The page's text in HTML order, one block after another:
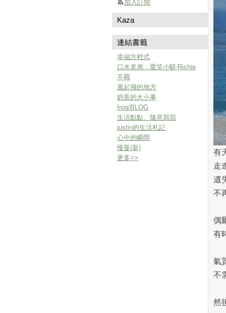
有
走
遺
不
偶
有
氣
不
然
加入訂閱
Kaza
連結書籤
幸福方程式
口水老弟．愛笑小騏‧Richie
不羈
風起飛的地方
奶茶的大小事
frog/BLOG
生活點點、隨意寫寫
justin的生活札記
心中的瞬間
慢曼(新)
更多>>